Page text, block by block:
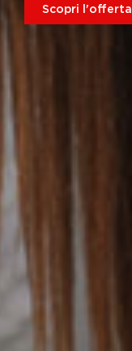
Scopri l'offerta